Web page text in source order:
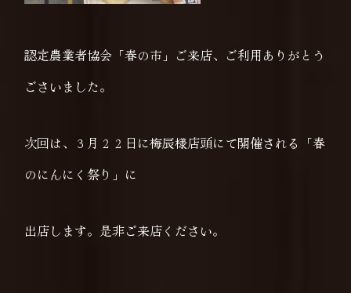
認定農業者協会「春の市」ご来店、ご利用ありがとう
ごさいました。
次回は、３月２２日に梅辰様店頭にて開催される「春
のにんにく祭り」に
出店します。是非ご来店ください。